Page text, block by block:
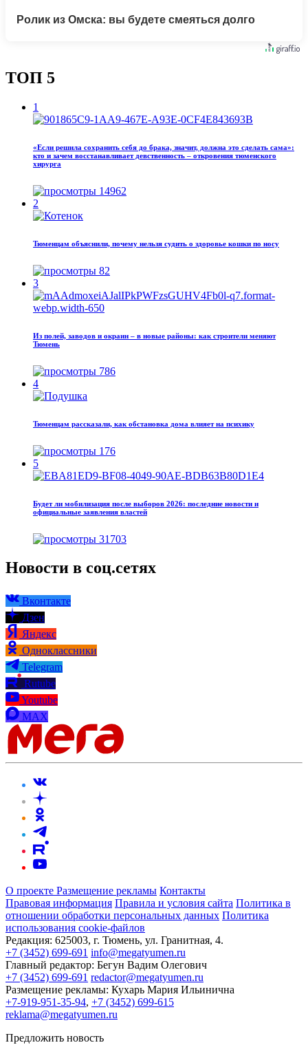
Ролик из Омска: вы будете смеяться долго
ТОП 5
1
«Если решила сохранить себя до брака, значит, должна это сделать сама»:
кто и зачем восстанавливает девственность – откровения тюменского
хирурга
14962
2
Тюменцам объяснили, почему нельзя судить о здоровье кошки по носу
82
3
Из полей, заводов и окраин – в новые районы: как строители меняют
Тюмень
786
4
Тюменцам рассказали, как обстановка дома влияет на психику
176
5
Будет ли мобилизация после выборов 2026: последние новости и
официальные заявления властей
31703
Новости в соц.сетях
Вконтакте
Дзен
Яндекс
Одноклассники
Telegram
Rutube
Youtube
MAX
О проекте Размещение рекламы Контакты
Правовая информация Правила и условия сайта Политика в
отношении обработки персональных данных Политика
использования cookie-файлов
Редакция: 625003, г. Тюмень, ул. Гранитная, 4.
+7 (3452) 699-691 info@megatyumen.ru
Главный редактор: Бегун Вадим Олегович
+7 (3452) 699-691 redactor@megatyumen.ru
Размещение рекламы: Кухарь Мария Ильинична
+7-919-951-35-94, +7 (3452) 699-615
reklama@megatyumen.ru
Предложить новость